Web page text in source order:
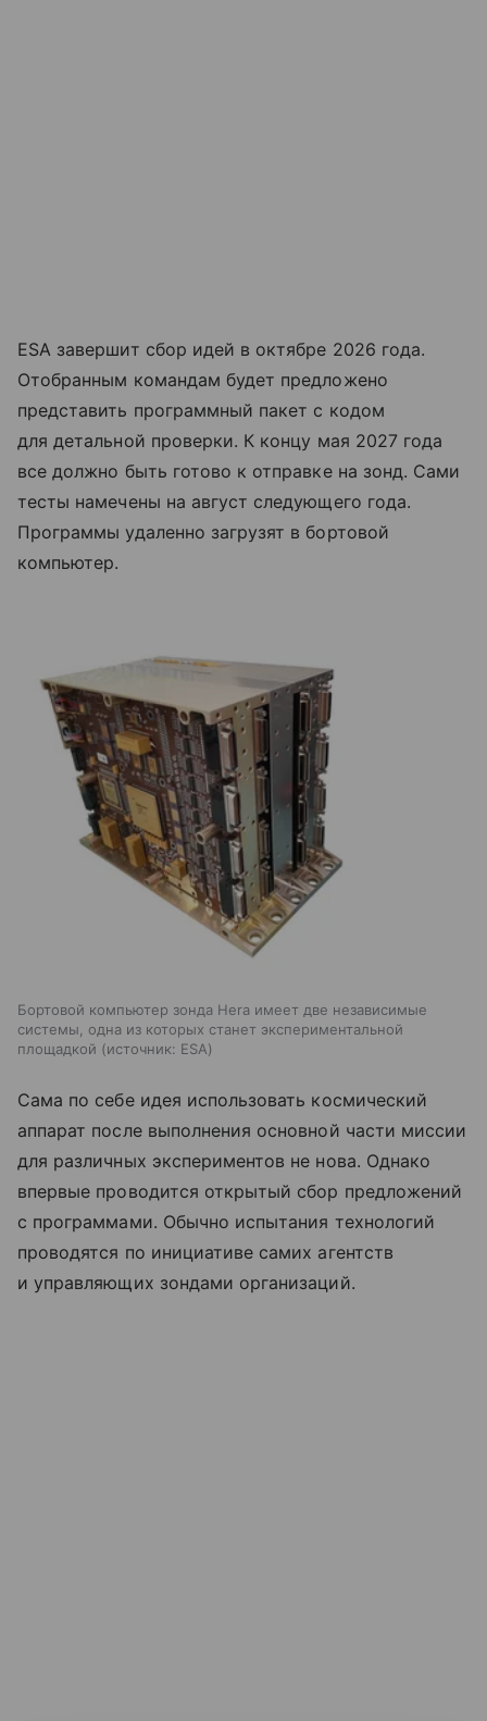
ESA завершит сбор идей в октябре 2026 года.
Отобранным командам будет предложено
представить программный пакет с кодом
для детальной проверки. К концу мая 2027 года
все должно быть готово к отправке на зонд. Сами
тесты намечены на август следующего года.
Программы удаленно загрузят в бортовой
компьютер.
Бортовой компьютер зонда Hera имеет две независимые
системы, одна из которых станет экспериментальной
площадкой
источник: ESA
Сама по себе идея использовать космический
аппарат после выполнения основной части миссии
для различных экспериментов не нова. Однако
впервые проводится открытый сбор предложений
с программами. Обычно испытания технологий
проводятся по инициативе самих агентств
и управляющих зондами организаций.